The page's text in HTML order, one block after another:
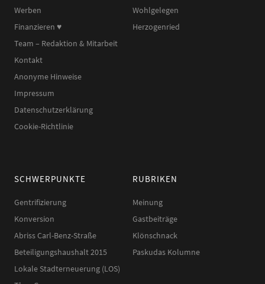
Werben
Finanzieren ♥︎
Team – Redaktion & Mitarbeit
Kontakt
Anonyme Hinweise
Impressum
Datenschutzerklärung
Cookie-Richtlinie
Wohlgelegen
Herzogenried
SCHWERPUNKTE
Gentrifizierung
Konversion
Abriss Carl-Benz-Straße
Beteiligungshaushalt 2015
Lokale Stadterneuerung (LOS)
RUBRIKEN
Meinung
Gastbeiträge
Klönschnack
Paskudas Kolumne